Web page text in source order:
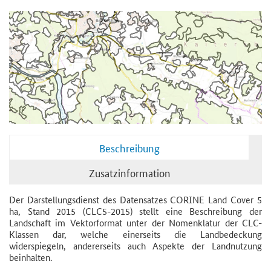
Beschreibung
Zusatzinformation
Der Darstellungsdienst des Datensatzes CORINE Land Cover 5
ha, Stand 2015 (CLC5-2015) stellt eine Beschreibung der
Landschaft im Vektorformat unter der Nomenklatur der CLC-
Klassen dar, welche einerseits die Landbedeckung
widerspiegeln, andererseits auch Aspekte der Landnutzung
beinhalten.